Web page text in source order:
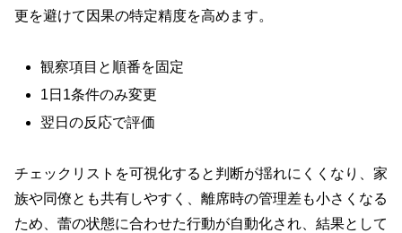
更を避けて因果の特定精度を高めます。
観察項目と順番を固定
1日1条件のみ変更
翌日の反応で評価
チェックリストを可視化すると判断が揺れにくくなり、家
族や同僚とも共有しやすく、離席時の管理差も小さくなる
ため、蕾の状態に合わせた行動が自動化され、結果として